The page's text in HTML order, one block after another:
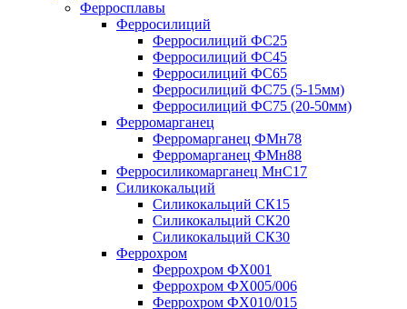
Ферросплавы
Ферросилиций
Ферросилиций ФС25
Ферросилиций ФС45
Ферросилиций ФС65
Ферросилиций ФС75 (5-15мм)
Ферросилиций ФС75 (20-50мм)
Ферромарганец
Ферромарганец ФМн78
Ферромарганец ФМн88
Ферросиликомарганец МнС17
Силикокальций
Силикокальций СК15
Силикокальций СК20
Силикокальций СК30
Феррохром
Феррохром ФХ001
Феррохром ФХ005/006
Феррохром ФХ010/015